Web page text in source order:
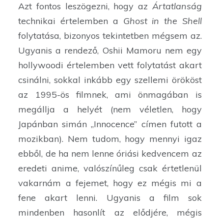
Azt fontos leszögezni, hogy az Ártatlanság
technikai értelemben a Ghost in the Shell
folytatása, bizonyos tekintetben mégsem az.
Ugyanis a rendező, Oshii Mamoru nem egy
hollywoodi értelemben vett folytatást akart
csinálni, sokkal inkább egy szellemi örököst
az 1995-ös filmnek, ami önmagában is
megállja a helyét (nem véletlen, hogy
Japánban simán „Innocence” címen futott a
mozikban). Nem tudom, hogy mennyi igaz
ebből, de ha nem lenne óriási kedvencem az
eredeti anime, valószínűleg csak értetlenül
vakarnám a fejemet, hogy ez mégis mi a
fene akart lenni. Ugyanis a film sok
mindenben hasonlít az elődjére, mégis